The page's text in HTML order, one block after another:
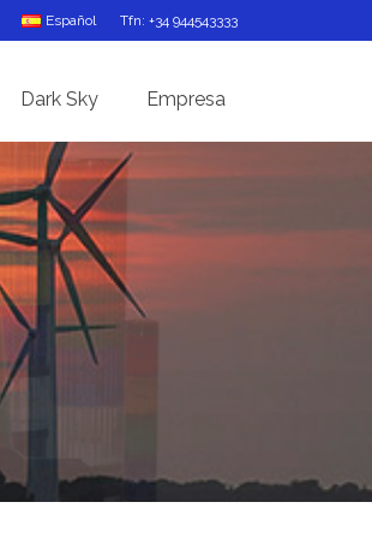
Español Tfn: +34 944543333
Dark Sky Empresa